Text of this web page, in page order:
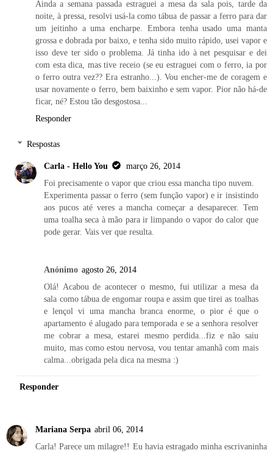
Ainda a semana passada estraguei a mesa da sala pois, tarde da
noite, à pressa, resolvi usá-la como tábua de passar a ferro para dar
um jeitinho a uma encharpe. Embora tenha usado uma manta
grossa e dobrada por baixo, e tenha sido muito rápido, usei vapor e
isso deve ter sido o problema. Já tinha ido à net pesquisar e dei
com esta dica, mas tive receio (se eu estraguei com o ferro, ia por
o ferro outra vez?? Era estranho...). Vou encher-me de coragem e
usar novamente o ferro, bem baixinho e sem vapor. Pior não há-de
ficar, né? Estou tão desgostosa...
Responder
Respostas
Carla - Hello You
março 26, 2014
Foi precisamente o vapor que criou essa mancha tipo nuvem.
Experimenta passar o ferro (sem função vapor) e ir insistindo
aos pucos até veres a mancha começar a desaparecer. Tem
uma toalha seca à mão para ir limpando o vapor do calor que
pode gerar. Vais ver que resulta.
Anónimo agosto 26, 2014
Olá! Acabou de acontecer o mesmo, fui utilizar a mesa da
sala como tábua de engomar roupa e assim que tirei as toalhas
e lençol vi uma mancha branca enorme, o pior é que o
apartamento é alugado para temporada e se a senhora resolver
me cobrar a mesa, estarei mesmo perdida...fiz e não saiu
muito, mas como estou nervosa, vou tentar amanhã com mais
calma...obrigada pela dica na mesma :)
Responder
Mariana Serpa abril 06, 2014
Carla! Parece um milagre!! Eu havia estragado minha escrivaninha